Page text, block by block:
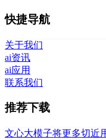
快捷导航
关于我们
ai资讯
ai应用
联系我们
推荐下载
文心大模子将更多切近